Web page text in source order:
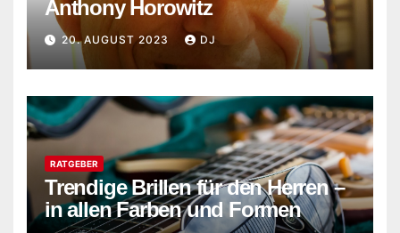
Anthony Horowitz
20. AUGUST 2023 DJ
RATGEBER
Trendige Brillen für den Herren –
in allen Farben und Formen